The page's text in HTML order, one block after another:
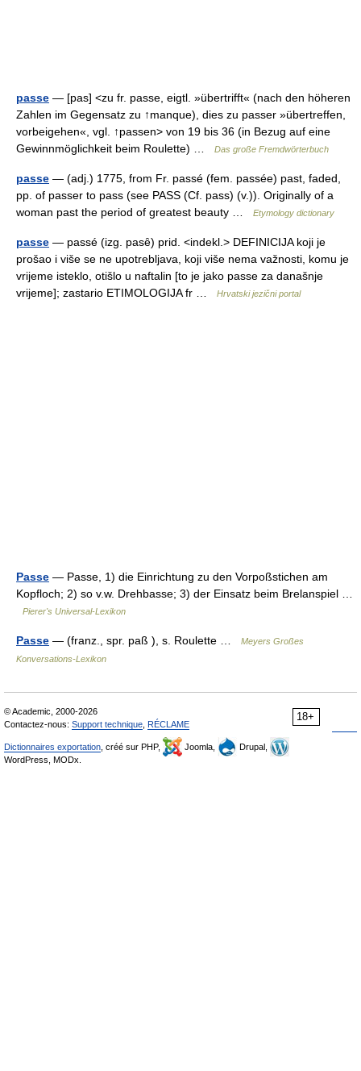
passe — [pas] <zu fr. passe, eigtl. »übertrifft« (nach den höheren
Zahlen im Gegensatz zu ↑manque), dies zu passer »übertreffen,
vorbeigehen«, vgl. ↑passen> von 19 bis 36 (in Bezug auf eine
Gewinnmöglichkeit beim Roulette) …
Das große Fremdwörterbuch
passe — (adj.) 1775, from Fr. passé (fem. passée) past, faded,
pp. of passer to pass (see PASS (Cf. pass) (v.)). Originally of a
woman past the period of greatest beauty …
Etymology dictionary
passe — passé (izg. pasȇ) prid. <indekl.> DEFINICIJA koji je
prošao i više se ne upotrebljava, koji više nema važnosti, komu je
vrijeme isteklo, otišlo u naftalin [to je jako passe za današnje
vrijeme]; zastario ETIMOLOGIJA fr …
Hrvatski jezični portal
Passe — Passe, 1) die Einrichtung zu den Vorpoßstichen am
Kopfloch; 2) so v.w. Drehbasse; 3) der Einsatz beim Brelanspiel …
Pierer's Universal-Lexikon
Passe — (franz., spr. paß ), s. Roulette …
Meyers Großes
Konversations-Lexikon
18+
© Academic, 2000-2026
Contactez-nous: Support technique RÉCLAME
Dictionnaires exportation , créé sur PHP, Joomla,
Drupal,
WordPress, MODx.